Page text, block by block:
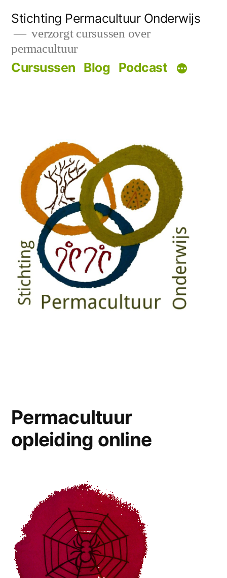
content
Stichting Permacultuur Onderwijs
verzorgt cursussen over
permacultuur
Cursussen Blog Podcast
Permacultuur
opleiding online